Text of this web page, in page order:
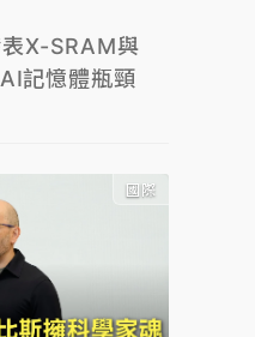
X-SRAM與
記憶體瓶頸
國際